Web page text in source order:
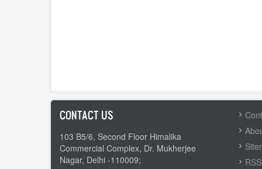
CONTACT US
103 B5/6, Second Floor Himalika
Commercial Complex, Dr. Mukherjee
Nagar, Delhi -110009;
FOOTER
MENU